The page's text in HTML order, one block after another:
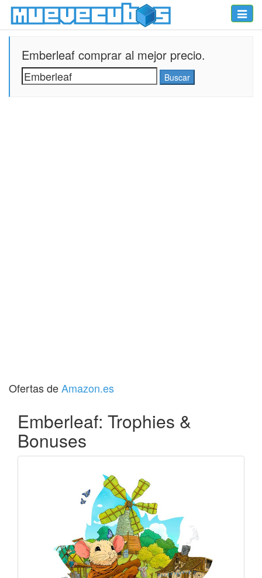
Toggle
Emberleaf comprar al mejor precio.
Ofertas deAmazon.es
Emberleaf: Trophies &
Bonuses